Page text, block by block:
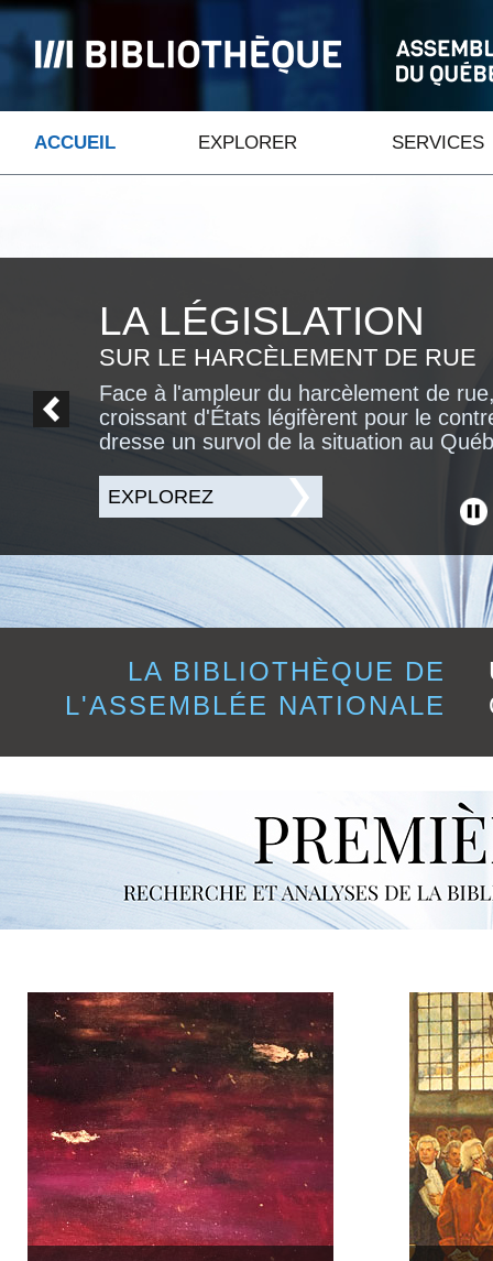
ACCUEIL EXPLORER SERVICES
LA LÉGISLATION
SUR LE HARCÈLEMENT DE RUE
Face à l'ampleur du harcèlement de
croissant d'États légifèrent pour le
dresse un survol de la situation au
EXPLOREZ
EXPLOREZ
EXPLOREZ
EXPLOREZ
Page précédente
LA BIBLIOTHÈQUE DE
L'ASSEMBLÉE NATIONALE